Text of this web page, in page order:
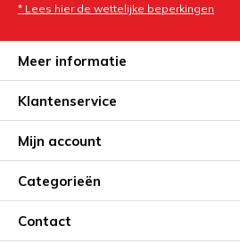
* Lees hier de wettelijke beperkingen
Meer informatie
Klantenservice
Mijn account
Categorieën
Contact